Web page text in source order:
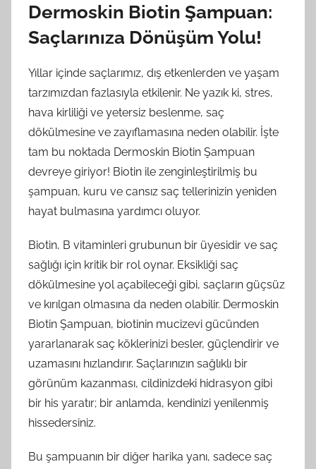
Dermoskin Biotin Şampuan:
Saçlarınıza Dönüşüm Yolu!
Yıllar içinde saçlarımız, dış etkenlerden ve yaşam
tarzımızdan fazlasıyla etkilenir. Ne yazık ki, stres,
hava kirliliği ve yetersiz beslenme, saç
dökülmesine ve zayıflamasına neden olabilir. İşte
tam bu noktada Dermoskin Biotin Şampuan
devreye giriyor! Biotin ile zenginleştirilmiş bu
şampuan, kuru ve cansız saç tellerinizin yeniden
hayat bulmasına yardımcı oluyor.
Biotin, B vitaminleri grubunun bir üyesidir ve saç
sağlığı için kritik bir rol oynar. Eksikliği saç
dökülmesine yol açabileceği gibi, saçların güçsüz
ve kırılgan olmasına da neden olabilir. Dermoskin
Biotin Şampuan, biotinin mucizevi gücünden
yararlanarak saç köklerinizi besler, güçlendirir ve
uzamasını hızlandırır. Saçlarınızın sağlıklı bir
görünüm kazanması, cildinizdeki hidrasyon gibi
bir his yaratır; bir anlamda, kendinizi yenilenmiş
hissedersiniz.
Bu şampuanın bir diğer harika yanı, sadece saç